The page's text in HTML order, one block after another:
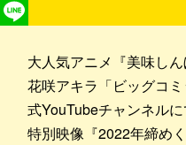
X
大人気アニメ『美味し
花咲アキラ「ビッグコ
式YouTubeチャンネル
特別映像『2022年締め